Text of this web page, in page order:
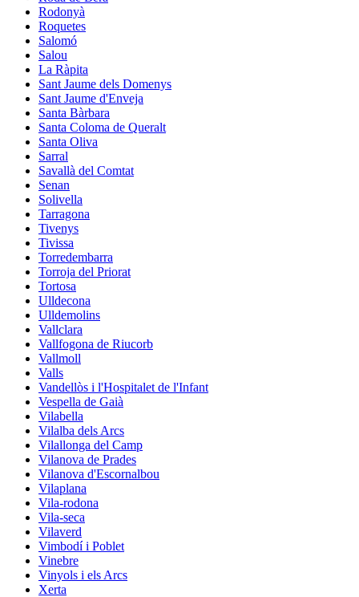
Rodonyà
Roquetes
Salomó
Salou
La Ràpita
Sant Jaume dels Domenys
Sant Jaume d'Enveja
Santa Bàrbara
Santa Coloma de Queralt
Santa Oliva
Sarral
Savallà del Comtat
Senan
Solivella
Tarragona
Tivenys
Tivissa
Torredembarra
Torroja del Priorat
Tortosa
Ulldecona
Ulldemolins
Vallclara
Vallfogona de Riucorb
Vallmoll
Valls
Vandellòs i l'Hospitalet de l'Infant
Vespella de Gaià
Vilabella
Vilalba dels Arcs
Vilallonga del Camp
Vilanova de Prades
Vilanova d'Escornalbou
Vilaplana
Vila-rodona
Vila-seca
Vilaverd
Vimbodí i Poblet
Vinebre
Vinyols i els Arcs
Xerta